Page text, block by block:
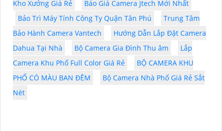
Kho Xưởng Giá Rẻ
Báo Giá Camera Jtech Mới Nhất
Bảo Trì Máy Tính Công Ty Quận Tân Phú
Trung Tâm
Bảo Hành Camera Vantech
Hướng Dẫn Lắp Đặt Camera
Dahua Tại Nhà
Bộ Camera Gia Đình Thu âm
Lắp
Camera Khu Phố Full Color Giá Rẻ
BỘ CAMERA KHU
PHỐ CÓ MÀU BAN ĐÊM
Bộ Camera Nhà Phố Giá Rẻ Sắt
Nét